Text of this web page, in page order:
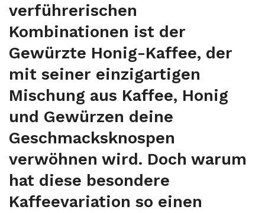
verführerischen
Kombinationen ist der
Gewürzte Honig-Kaffee, der
mit seiner einzigartigen
Mischung aus Kaffee, Honig
und Gewürzen deine
Geschmacksknospen
verwöhnen wird. Doch warum
hat diese besondere
Kaffeevariation so einen